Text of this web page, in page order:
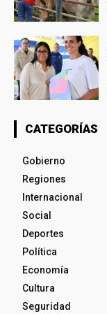
CATEGORÍAS
Gobierno
Regiones
Internacional
Social
Deportes
Política
Economía
Cultura
Seguridad